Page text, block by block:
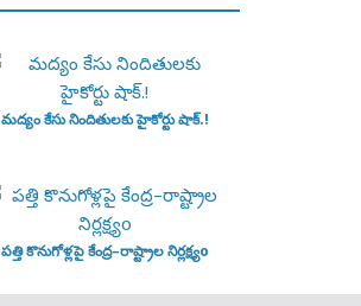
మద్యం కేసు నిందితులకు హైకోర్టు షాక్.!
పత్తి కొనుగోళ్లపై కేంద్ర–రాష్ట్రాల నిర్లక్ష్యo